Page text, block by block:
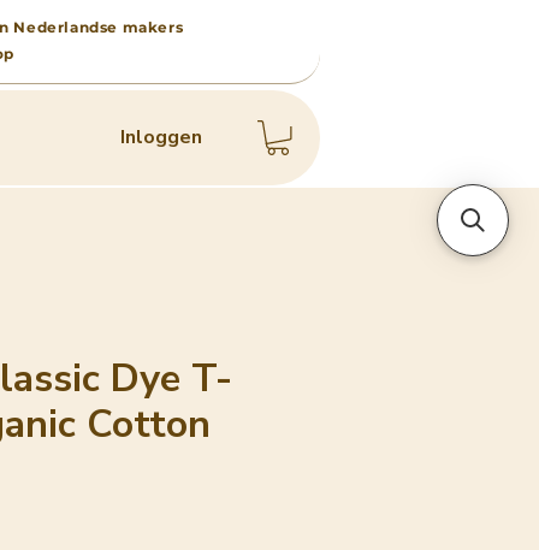
Nederlandse makers
Inloggen
Dye T-
Cotton